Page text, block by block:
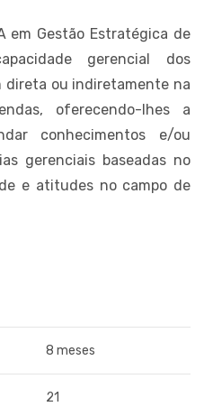
em Gestão Estratégica de
gerencial dos
direta ou indiretamente na
oferecendo-lhes a
conhecimentos e/ou
gerenciais baseadas no
e atitudes no campo de
8 meses
21